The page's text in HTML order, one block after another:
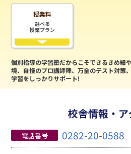
授業料
選べる
授業プラン
個別指導の学習塾だからこそできるきめ細
境、自慢のプロ講師陣、万全のテスト対策
学習をしっかりサポート!
校舎情報・ア
電話番号 0282-20-0588